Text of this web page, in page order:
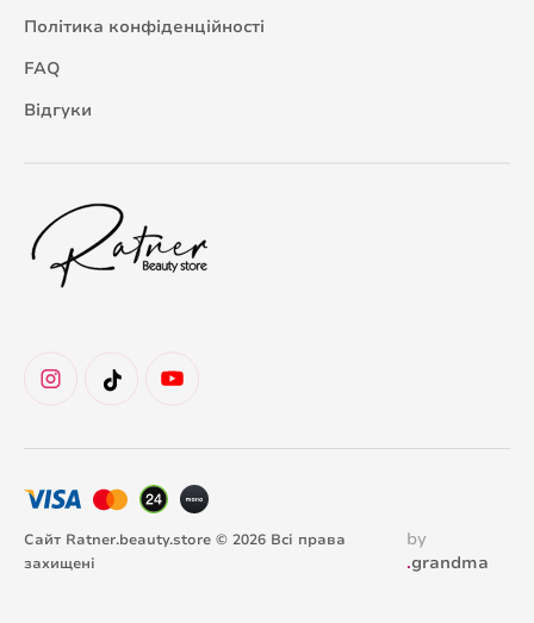
Політика конфіденційності
FAQ
Відгуки
Сайт Ratner.beauty.store © 2026 Всі права
захищені
by
.grandma